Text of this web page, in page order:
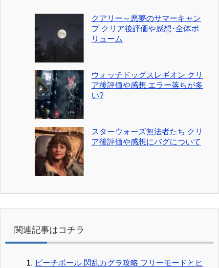
クアリー～悪夢のサマーキャン
プ クリア後評価や感想･全体ボ
リューム
ウォッチドッグスレギオン クリ
ア後評価や感想 エラー落ちが多
い?
スターウォーズ無法者たち クリ
ア後評価や感想にバグについて
関連記事はコチラ
ピーチボール 閃乱カグラ攻略 フリーモードとヒ